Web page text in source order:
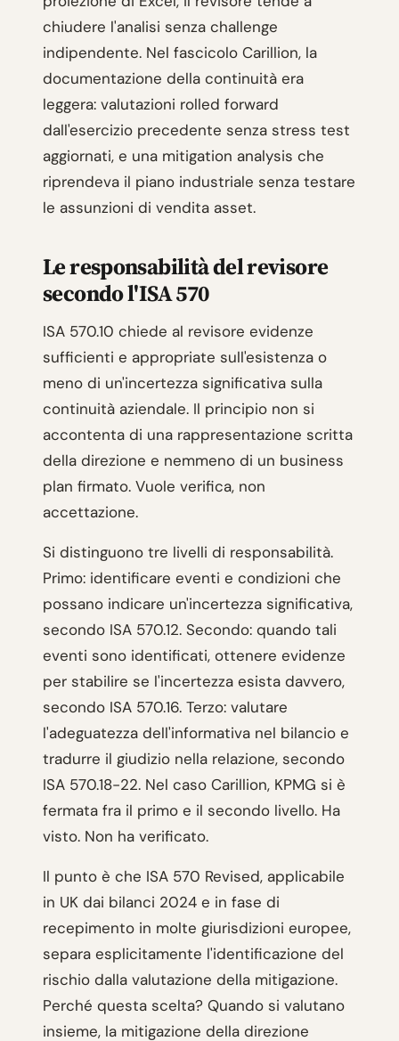
chiudere l'analisi senza challenge
indipendente. Nel fascicolo Carillion, la
documentazione della continuità era
leggera: valutazioni rolled forward
dall'esercizio precedente senza stress test
aggiornati, e una mitigation analysis che
riprendeva il piano industriale senza testare
le assunzioni di vendita asset.
Le responsabilità del revisore
secondo l'ISA 570
ISA 570.10 chiede al revisore evidenze
sufficienti e appropriate sull'esistenza o
meno di un'incertezza significativa sulla
continuità aziendale. Il principio non si
accontenta di una rappresentazione scritta
della direzione e nemmeno di un business
plan firmato. Vuole verifica, non
accettazione.
Si distinguono tre livelli di responsabilità.
Primo: identificare eventi e condizioni che
possano indicare un'incertezza significativa,
secondo ISA 570.12. Secondo: quando tali
eventi sono identificati, ottenere evidenze
per stabilire se l'incertezza esista davvero,
secondo ISA 570.16. Terzo: valutare
l'adeguatezza dell'informativa nel bilancio e
tradurre il giudizio nella relazione, secondo
ISA 570.18-22. Nel caso Carillion, KPMG si è
fermata fra il primo e il secondo livello. Ha
visto. Non ha verificato.
Il punto è che ISA 570 Revised, applicabile
in UK dai bilanci 2024 e in fase di
recepimento in molte giurisdizioni europee,
separa esplicitamente l'identificazione del
rischio dalla valutazione della mitigazione.
Perché questa scelta? Quando si valutano
insieme, la mitigazione della direzione